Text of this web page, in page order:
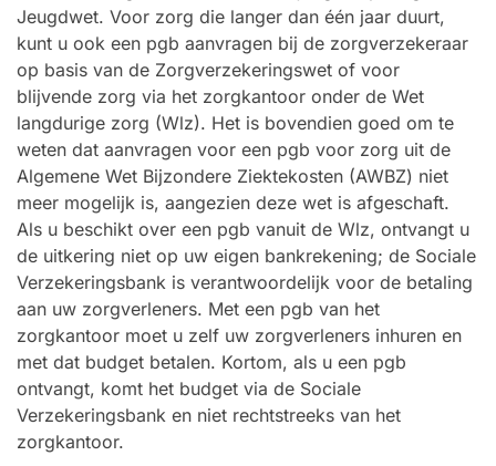
Jeugdwet. Voor zorg die langer dan één jaar duurt,
kunt u ook een pgb aanvragen bij de zorgverzekeraar
op basis van de Zorgverzekeringswet of voor
blijvende zorg via het zorgkantoor onder de Wet
langdurige zorg (Wlz). Het is bovendien goed om te
weten dat aanvragen voor een pgb voor zorg uit de
Algemene Wet Bijzondere Ziektekosten (AWBZ) niet
meer mogelijk is, aangezien deze wet is afgeschaft.
Als u beschikt over een pgb vanuit de Wlz, ontvangt u
de uitkering niet op uw eigen bankrekening; de Sociale
Verzekeringsbank is verantwoordelijk voor de betaling
aan uw zorgverleners. Met een pgb van het
zorgkantoor moet u zelf uw zorgverleners inhuren en
met dat budget betalen. Kortom, als u een pgb
ontvangt, komt het budget via de Sociale
Verzekeringsbank en niet rechtstreeks van het
zorgkantoor.